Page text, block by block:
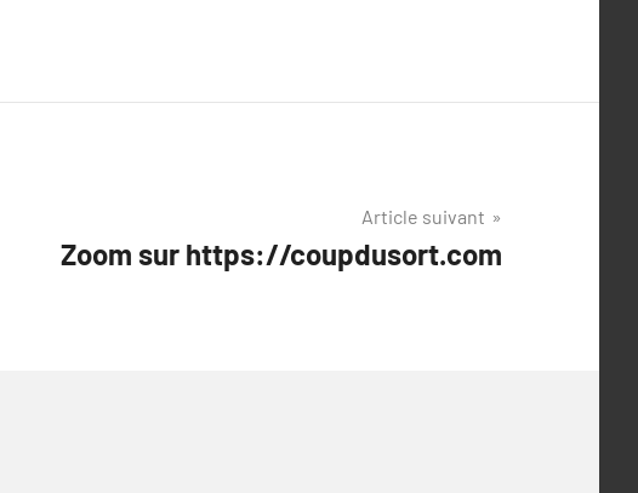
Article suivant
Zoom sur https://coupdusort.com